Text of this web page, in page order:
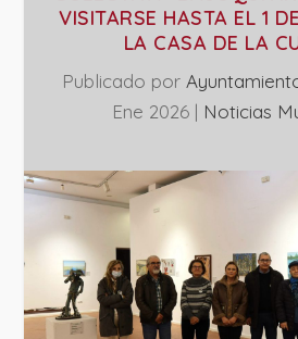
VISITARSE HASTA EL 1
LA CASA DE LA
Publicado por
Ene 2026 | ‎Noticias